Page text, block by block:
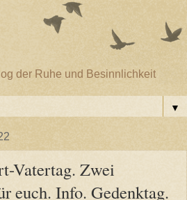
der Ruhe und Besinnlichkeit
▼
Vatertag. Zwei
euch. Info. Gedenktag.